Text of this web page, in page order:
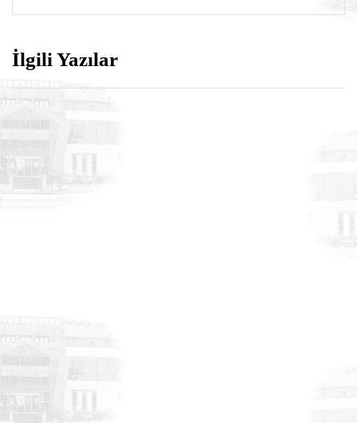
İlgili Yazılar